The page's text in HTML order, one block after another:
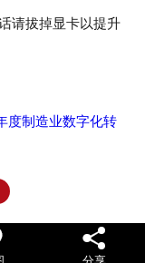
请拔掉显卡以提升
度制造业数字化转
